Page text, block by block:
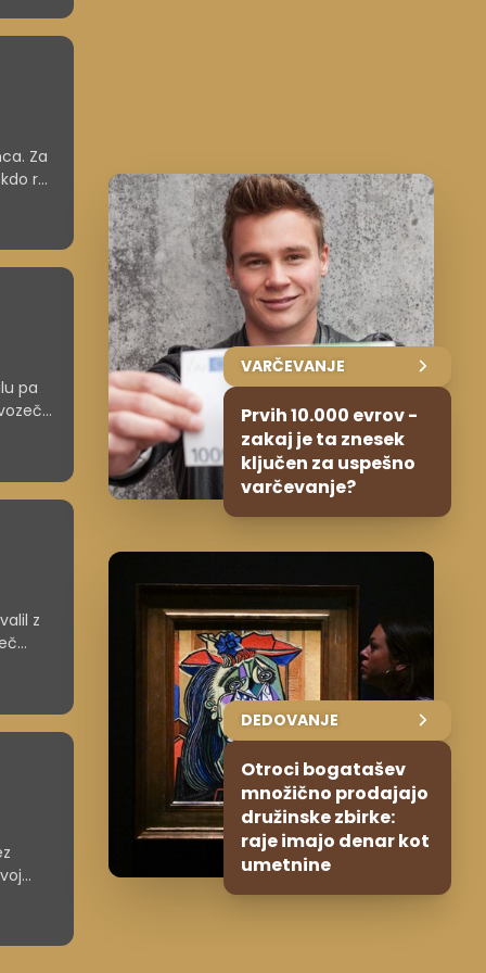
Za
res
pa
z
VARČEVANJE
Prvih 10.000 evrov -
zakaj je ta znesek
ključen za uspešno
varčevanje?
DEDOVANJE
Otroci bogatašev
množično prodajajo
družinske zbirke:
raje imajo denar kot
umetnine